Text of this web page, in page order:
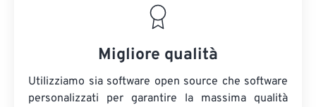
Migliore qualità
Utilizziamo sia software open source che software
personalizzati per garantire la massima qualità